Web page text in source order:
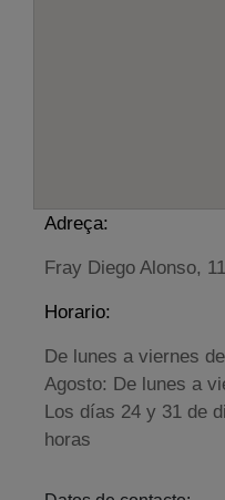
Adreça:
Fray Diego Alonso,
Horario:
De lunes a viernes
Agosto: De lunes a
Los días 24 y 31 de
horas